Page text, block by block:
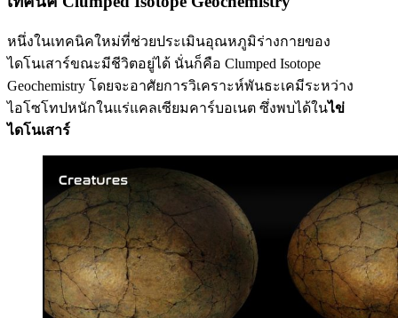
หนึ่งในเทคนิคใหม่ที่ช่วยประเมินอุณหภูมิร่างกายของ
ไดโนเสาร์ขณะมีชีวิตอยู่ได้ นั่นก็คือ Clumped Isotope
Geochemistry โดยจะอาศัยการวิเคราะห์พันธะเคมีระหว่าง
ไอโซโทปหนักในแร่แคลเซียมคาร์บอเนต ซึ่งพบได้ในไข่
ไดโนเสาร์